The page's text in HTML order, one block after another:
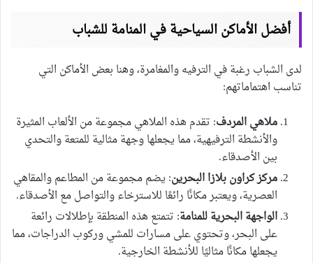
أفضل الأماكن السياحية في المنامة للشباب
لدى الشباب رغبة في الترفيه والمغامرة، وهنا بعض الأماكن التي
تناسب اهتماماتهم:
ملاهي المردف: تقدم هذه الملاهي مجموعة من الألعاب المثيرة
والأنشطة الترفيهية، مما يجعلها وجهة مثالية للمتعة والتحدي
بين الأصدقاء.
مركز كراون بلازا البحرين: يضم مجموعة من المطاعم والمقاهي
العصرية، ويعتبر مكانًا رائعًا للاسترخاء والتواصل مع الأصدقاء.
الواجهة البحرية للمنامة: تتمتع هذه المنطقة بإطلالات رائعة
على البحر، وتحتوي على مسارات للمشي وركوب الدراجات، مما
يجعلها مكانًا مثاليًا للأنشطة الخارجية.